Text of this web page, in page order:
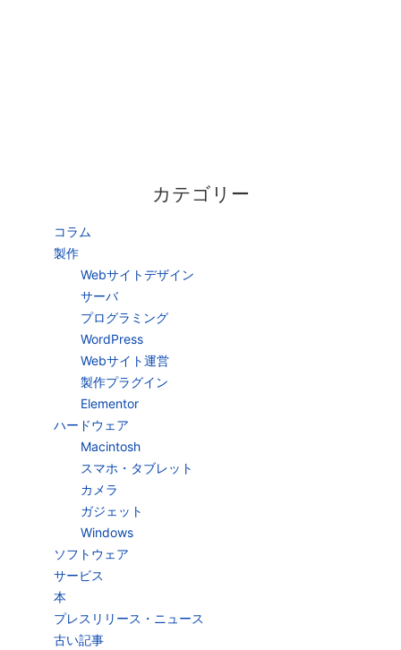
カテゴリー
コラム
製作
Webサイトデザイン
サーバ
プログラミング
WordPress
Webサイト運営
製作プラグイン
Elementor
ハードウェア
Macintosh
スマホ・タブレット
カメラ
ガジェット
Windows
ソフトウェア
サービス
本
プレスリリース・ニュース
古い記事